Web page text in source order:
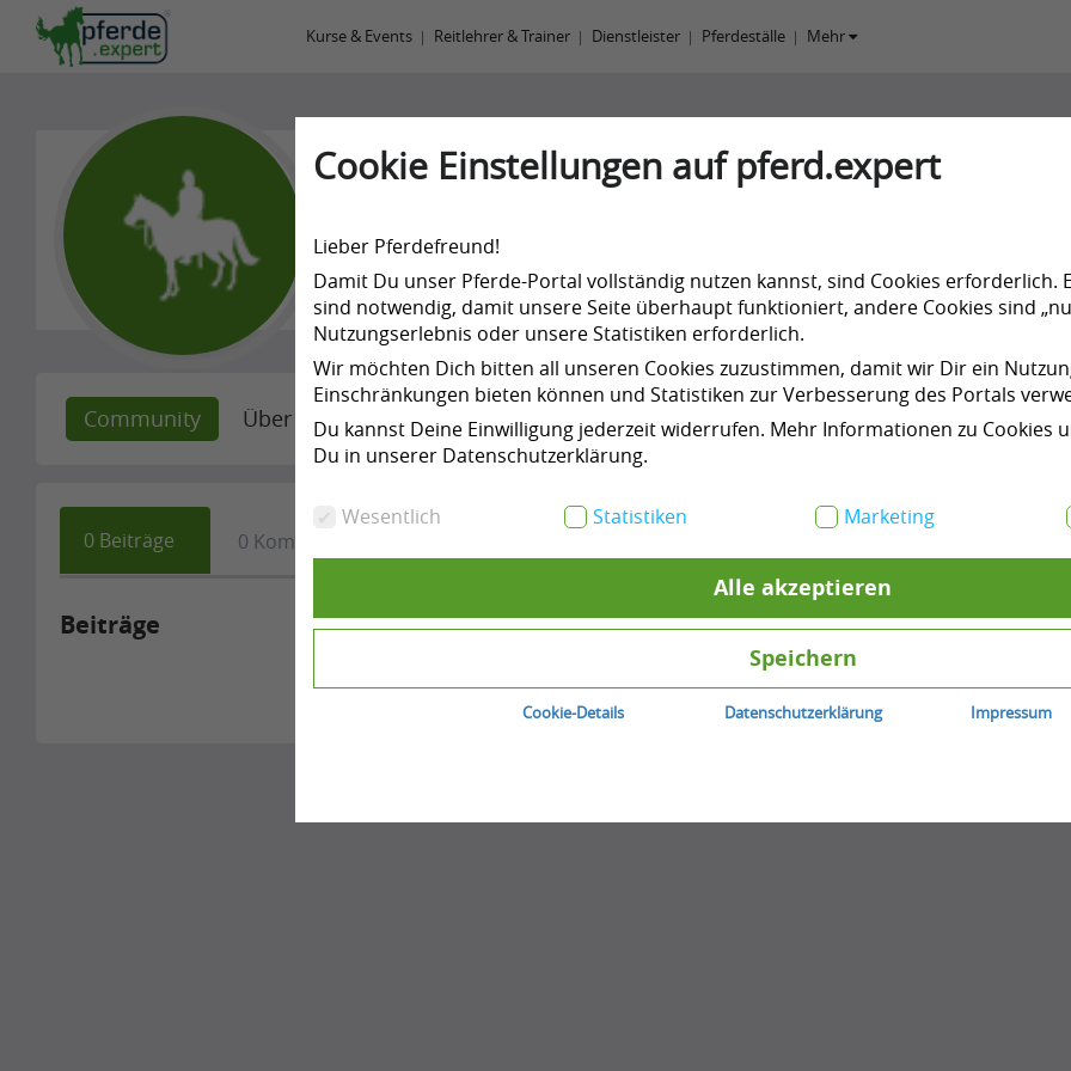
Cookie Einstellungen auf pferd.expert
Lieber Pferdefreund!
Damit Du unser Pferde-Portal vollständig nutzen kannst, sind Cookies erforderlich.
sind notwendig, damit unsere Seite überhaupt funktioniert, andere Cookies sind
Nutzungserlebnis oder unsere Statistiken erforderlich.
Wir möchten Dich bitten all unseren Cookies zuzustimmen, damit wir Dir ein
Einschränkungen bieten können und Statistiken zur Verbesserung des Portals
Du kannst Deine Einwilligung jederzeit widerrufen. Mehr Informationen zu Cookies
Du in unserer Datenschutzerklärung.
Wesentlich Statistiken Marketing
Alle akzeptieren
Speichern
Cookie-Details Datenschutzerklärung Impressum
Kurse & Events Reitlehrer & Trainer Dienstleister Pferdeställe Mehr
-
Community Über mich Empfehlungen Kurse & Events Meine Products
0 Beiträge 0 Kommentare
Beiträge